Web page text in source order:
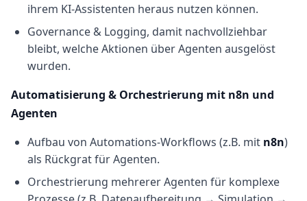
ihrem KI-Assistenten heraus nutzen können.
Governance & Logging, damit nachvollziehbar
bleibt, welche Aktionen über Agenten ausgelöst
wurden.
Automatisierung & Orchestrierung mit n8n und
Agenten
Aufbau von Automations-Workflows (z.B. mit n8n)
als Rückgrat für Agenten.
Orchestrierung mehrerer Agenten für komplexe